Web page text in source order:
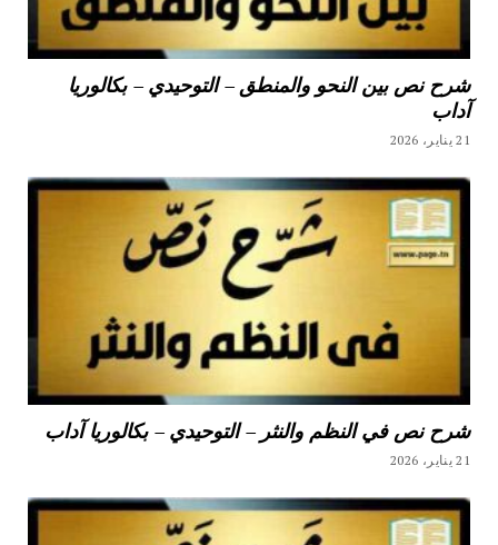
شرح نص بين النحو والمنطق – التوحيدي – بكالوريا
آداب
21 يناير، 2026
شرح نص في النظم والنثر – التوحيدي – بكالوريا آداب
21 يناير، 2026